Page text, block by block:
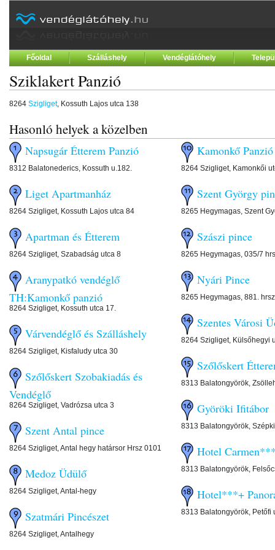
Főoldal Szálláshely Vendéglátóhely
Sziklakert Panzió
8264 Szigliget, Kossuth Lajos utca 138
Hasonló helyek a közelben
Napsugár Étterem Panzió
8312 Balatonederics, Kossuth u.182.
Liget Apartmanház
8264 Szigliget, Kossuth Lajos utca 84
Apartman és Étterem
8264 Szigliget, Szabadság utca 8
Aranypatkó vendéglő
TH:Kamonkő panzió
8264 Szigliget, Kossuth utca 17.
Várvendéglő és Szálláshely
8264 Szigliget, Kisfaludy utca 30
Szőlőskert Szobakiadás és
Vendéglő
8264 Szigliget, Vadrózsa utca 3
Szent Antal pince
8264 Szigliget, Antal hegy határsor Hrsz 0101
Medoz Üdülő
8264 Szigliget, Antal-hegy
Szatmári Pincészet
8264 Szigliget, Antalhegy
Kamonkő Panzió
8264 Szigliget, Kamonkői
Szent György
8265 Hegymagas, Szent
Szászi pince
8265 Hegymagas, 035/7
Nyári Pince
8265 Hegymagas, 881.
Szentes Városi
8264 Szigliget, Külsőhegyi
Szőlőskert
8313 Balatongyörök,
Györöki Ifitábor
8313 Balatongyörök,
Hotel
8313 Balatongyörök,
Hotel***+
8313 Balatongyörök, Petőfi